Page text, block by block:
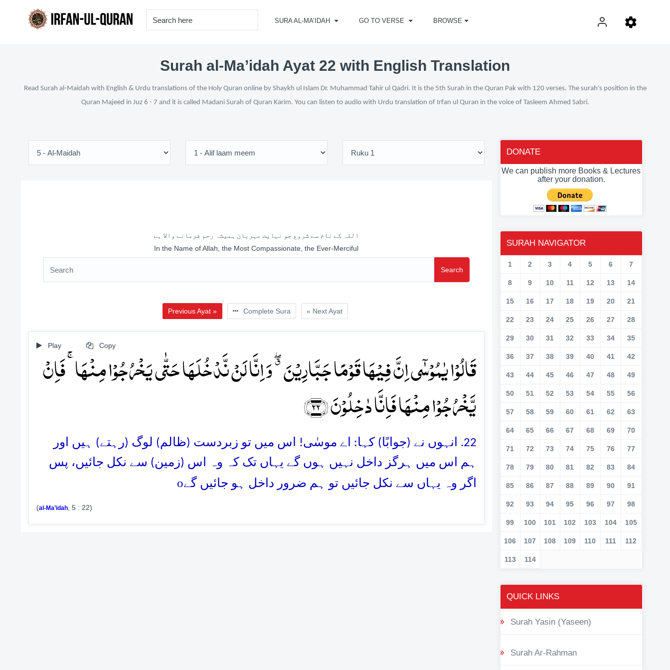
SURA AL-MA’IDAH GO TO VERSE BROWSE
Surah al-Ma’idah Ayat 22 with English Translation
Read Surah al-Maidah with English & Urdu translations of the Holy Quran online by Shaykh ul Islam Dr. Muhammad Tahir ul Qadri. It is the 5th Surah in the Quran Pak with 120 verses. The surah's position in the
Quran Majeed in Juz 6 - 7 and it is called Madani Surah of Quran Karim. You can listen to audio with Urdu translation of Irfan ul Quran in the voice of Tasleem Ahmed Sabri.
اللہ کے نام سے شروع جو نہایت مہربان ہمیشہ رحم فرمانے والا ہے
In the Name of Allah, the Most Compassionate, the Ever-Merciful
Search
Previous Ayat » Complete Sura « Next Ayat
Play Copy
قَالُوۡا یٰمُوۡسٰۤی اِنَّ فِیۡہَا قَوۡمًا جَبَّارِیۡنَ ٭ۖ وَ اِنَّا لَنۡ نَّدۡخُلَہَا حَتّٰی یَخۡرُجُوۡا مِنۡہَا ۚ فَاِنۡ
یَّخۡرُجُوۡا مِنۡہَا فَاِنَّا دٰخِلُوۡنَ ﴿۲۲﴾
22. انہوں نے (جوابًا) کہا: اے موسٰی! اس میں تو زبردست (ظالم) لوگ (رہتے) ہیں اور
ہم اس میں ہرگز داخل نہیں ہوں گے یہاں تک کہ وہ اس (زمین) سے نکل جائیں، پس
اگر وہ یہاں سے نکل جائیں تو ہم ضرور داخل ہو جائیں گےo
(al-Ma’idah, 5 : 22)
DONATE
We can publish more Books & Lectures
after your donation.
SURAH NAVIGATOR
1 2 3 4 5 6 7
8 9 10 11 12 13 14
15 16 17 18 19 20 21
22 23 24 25 26 27 28
29 30 31 32 33 34 35
36 37 38 39 40 41 42
43 44 45 46 47 48 49
50 51 52 53 54 55 56
57 58 59 60 61 62 63
64 65 66 67 68 69 70
71 72 73 74 75 76 77
78 79 80 81 82 83 84
85 86 87 88 89 90 91
92 93 94 95 96 97 98
99 100 101 102 103 104 105
106 107 108 109 110 111 112
113 114
QUICK LINKS
Surah Yasin (Yaseen)
Surah Ar-Rahman